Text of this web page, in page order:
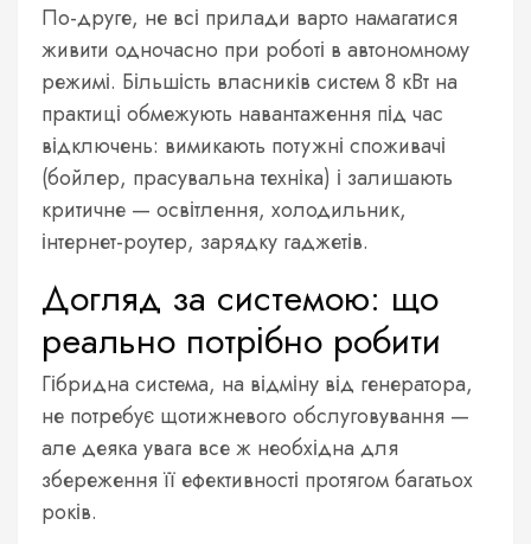
По-друге, не всі прилади варто намагатися
живити одночасно при роботі в автономному
режимі. Більшість власників систем 8 кВт на
практиці обмежують навантаження під час
відключень: вимикають потужні споживачі
(бойлер, прасувальна техніка) і залишають
критичне — освітлення, холодильник,
інтернет-роутер, зарядку гаджетів.
Догляд за системою: що
реально потрібно робити
Гібридна система, на відміну від генератора,
не потребує щотижневого обслуговування —
але деяка увага все ж необхідна для
збереження її ефективності протягом багатьох
років.